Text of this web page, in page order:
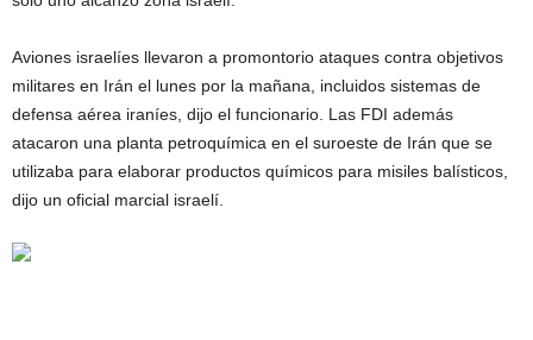
Aviones israelíes llevaron a promontorio ataques contra objetivos
militares en Irán el lunes por la mañana, incluidos sistemas de
defensa aérea iraníes, dijo el funcionario. Las FDI además
atacaron una planta petroquímica en el suroeste de Irán que se
utilizaba para elaborar productos químicos para misiles balísticos,
dijo un oficial marcial israelí.